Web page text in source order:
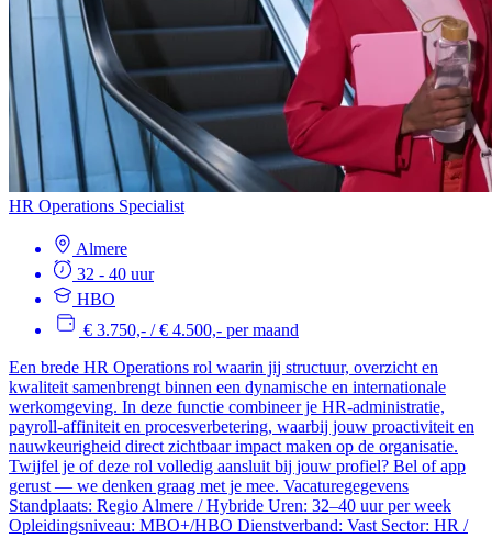
HR Operations Specialist
Almere
32 - 40 uur
HBO
€ 3.750,- / € 4.500,- per maand
Een brede HR Operations rol waarin jij structuur, overzicht en
kwaliteit samenbrengt binnen een dynamische en internationale
werkomgeving. In deze functie combineer je HR-administratie,
payroll-affiniteit en procesverbetering, waarbij jouw proactiviteit en
nauwkeurigheid direct zichtbaar impact maken op de organisatie.
Twijfel je of deze rol volledig aansluit bij jouw profiel? Bel of app
gerust — we denken graag met je mee. Vacaturegegevens
Standplaats: Regio Almere / Hybride Uren: 32–40 uur per week
Opleidingsniveau: MBO+/HBO Dienstverband: Vast Sector: HR /